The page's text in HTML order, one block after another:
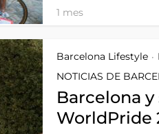
1 mes
Barcelona Lifestyle •
NOTICIAS DE
Barcelona
WorldPride